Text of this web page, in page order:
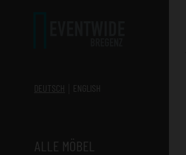
DEUTSCH ENGLISH
ALLE MÖBEL